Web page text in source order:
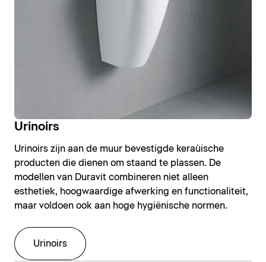
Urinoirs
Urinoirs zijn aan de muur bevestigde keraùische
producten die dienen om staand te plassen. De
modellen van Duravit combineren niet alleen
esthetiek, hoogwaardige afwerking en functionaliteit,
maar voldoen ook aan hoge hygiënische normen.
Urinoirs